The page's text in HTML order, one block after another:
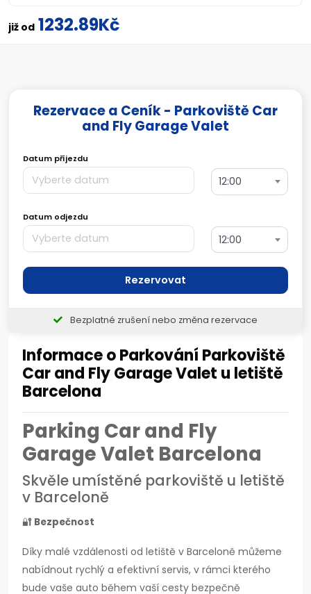
již od 1232.89Kč
Informace o Parkování Parkoviště
Car and Fly Garage Valet u letiště
Barcelona
Parking Car and Fly
Garage Valet Barcelona
Skvěle umístěné parkoviště u letiště
v Barceloně
🔐 Bezpečnost
Díky malé vzdálenosti od letiště v Barceloně můžeme
nabídnout rychlý a efektivní servis, v rámci kterého
bude vaše auto během vaší cesty bezpečně
Rezervace a Ceník - Parkoviště Car
and Fly Garage Valet
Datum příjezdu
12:00
Datum odjezdu
12:00
Rezervovat
Bezplatné zrušení nebo změna rezervace